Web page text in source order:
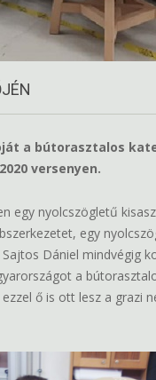
a bútorasztalos
versenyen.
egy nyolcszögletű
egy
Dániel mindvégig
a
ő is ott lesz a grazi